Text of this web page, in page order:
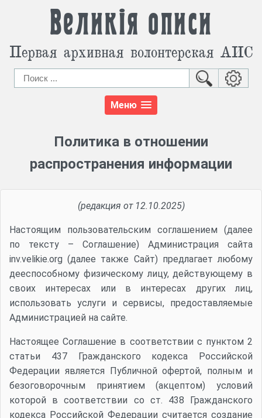
Великія описи
Первая архивная волонтерская АИС
Меню
Политика в отношении
распространения информации
(редакция от 12.10.2025)
Настоящим пользовательским соглашением (далее
по тексту – Соглашение) Администрация сайта
inv.velikie.org (далее также Сайт) предлагает любому
дееспособному физическому лицу, действующему в
своих интересах или в интересах других лиц,
использовать услуги и сервисы, предоставляемые
Администрацией на сайте.
Настоящее Соглашение в соответствии с пунктом 2
статьи 437 Гражданского кодекса Российской
Федерации является Публичной офертой, полным и
безоговорочным принятием (акцептом) условий
которой в соответствии со ст. 438 Гражданского
кодекса Российской Федерации считается создание